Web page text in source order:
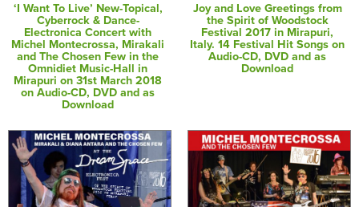
‘I Want To Live’ New-Topical,
Cyberrock & Dance-
Electronica Concert with
Michel Montecrossa, Mirakali
and The Chosen Few in the
Omnidiet Music-Hall in
Mirapuri on 31st March 2018
on Audio-CD, DVD and as
Download
Joy and Love Greetings from
the Spirit of Woodstock
Festival 2017 in Mirapuri,
Italy. 14 Festival Hit Songs on
Audio-CD, DVD and as
Download